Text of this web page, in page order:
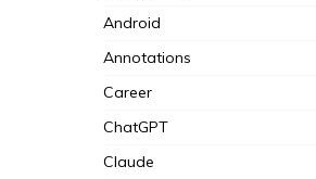
Android
Annotations
Career
ChatGPT
Claude